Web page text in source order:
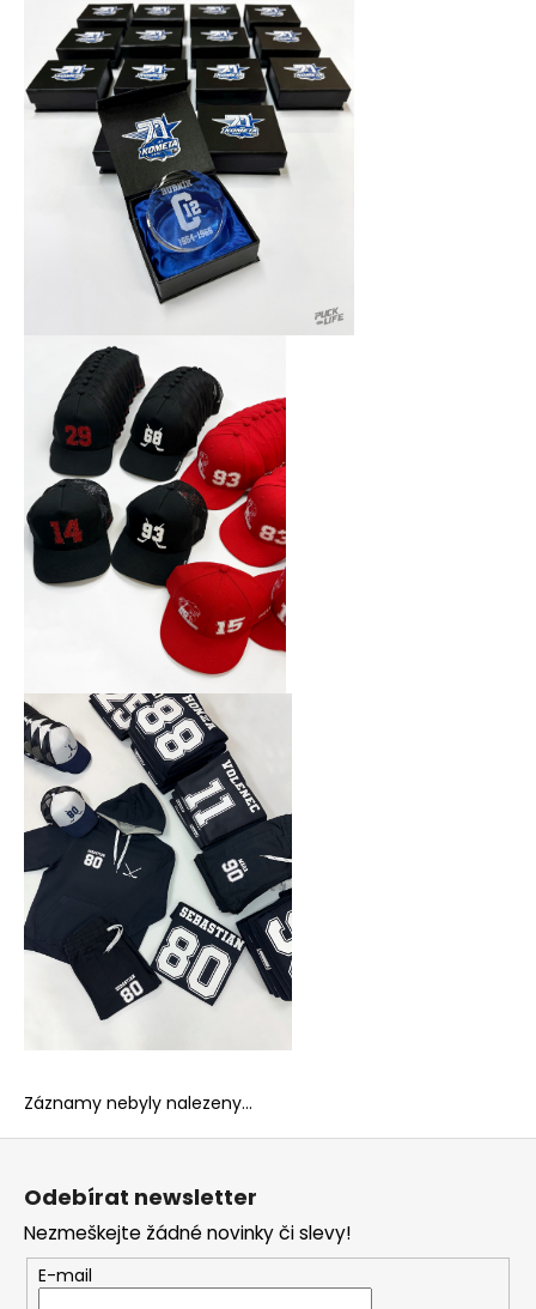
Záznamy nebyly nalezeny...
Z
Odebírat newsletter
Nezmeškejte žádné novinky či slevy!
E-mail